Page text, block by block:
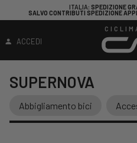
ITALIA: SPEDIZIONE
SALVO CONTRIBUTI SPEDIZIONE
ACCEDI
SUPERNOVA
Abbigliamento bici